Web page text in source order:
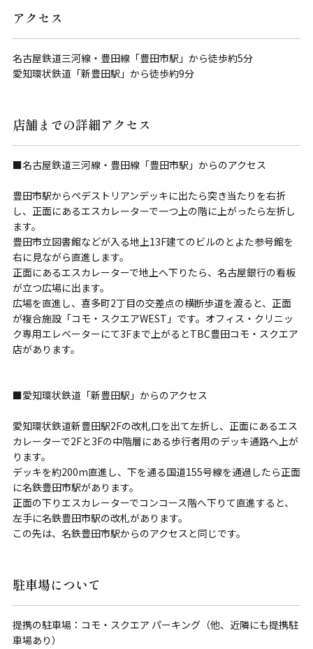
アクセス
名古屋鉄道三河線・豊田線「豊田市駅」から徒歩約5分
愛知環状鉄道「新豊田駅」から徒歩約9分
店舗までの詳細アクセス
■名古屋鉄道三河線・豊田線「豊田市駅」からのアクセス
豊田市駅からペデストリアンデッキに出たら突き当たりを右折
し、正面にあるエスカレーターで一つ上の階に上がったら左折し
ます。
豊田市立図書館などが入る地上13F建てのビルのとよた参号館を
右に見ながら直進します。
正面にあるエスカレーターで地上へ下りたら、名古屋銀行の看板
が立つ広場に出ます。
広場を直進し、喜多町2丁目の交差点の横断歩道を渡ると、正面
が複合施設「コモ・スクエアWEST」です。オフィス・クリニッ
ク専用エレベーターにて3Fまで上がるとTBC豊田コモ・スクエア
店があります。
■愛知環状鉄道「新豊田駅」からのアクセス
愛知環状鉄道新豊田駅2Fの改札口を出て左折し、正面にあるエス
カレーターで2Fと3Fの中階層にある歩行者用のデッキ通路へ上が
ります。
デッキを約200m直進し、下を通る国道155号線を通過したら正面
に名鉄豊田市駅があります。
正面の下りエスカレーターでコンコース階へ下りて直進すると、
左手に名鉄豊田市駅の改札があります。
この先は、名鉄豊田市駅からのアクセスと同じです。
駐車場について
提携の駐車場：コモ・スクエア パーキング（他、近隣にも提携駐
車場あり）